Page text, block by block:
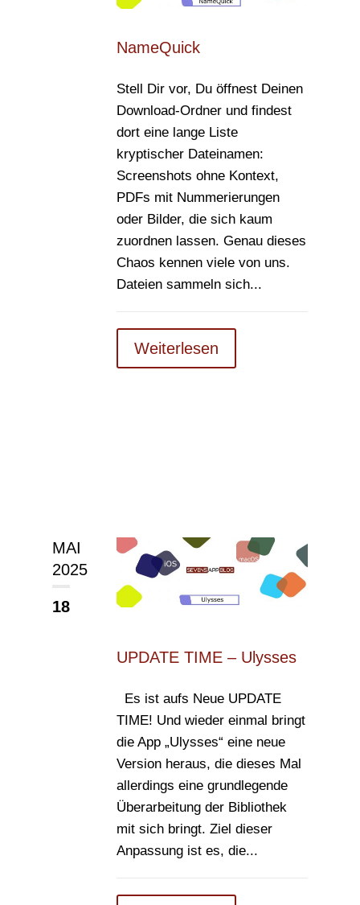
NameQuick
Stell Dir vor, Du öffnest Deinen
Download-Ordner und findest
dort eine lange Liste
kryptischer Dateinamen:
Screenshots ohne Kontext,
PDFs mit Nummerierungen
oder Bilder, die sich kaum
zuordnen lassen. Genau dieses
Chaos kennen viele von uns.
Dateien sammeln sich...
Weiterlesen
MAI
2025
18
UPDATE TIME – Ulysses
Es ist aufs Neue UPDATE
TIME! Und wieder einmal bringt
die App „Ulysses“ eine neue
Version heraus, die dieses Mal
allerdings eine grundlegende
Überarbeitung der Bibliothek
mit sich bringt. Ziel dieser
Anpassung ist es, die...